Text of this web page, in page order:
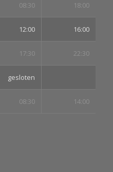
08:30 18:00
12:00 16:00
17:30 22:30
gesloten
08:30 14:00